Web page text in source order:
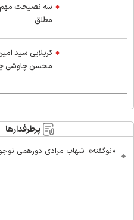
سه نصیحت مهم
مطلق
کربلایی سید
محسن چاوشی
پرطرفدارها
«نوگفته»؛ شهاب مرادی دورهمی